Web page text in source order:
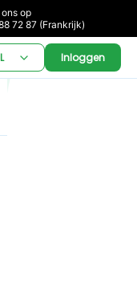
op
72 87 (Frankrijk)
Inloggen